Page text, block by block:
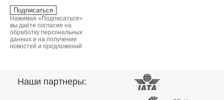
Нажимая «Подписаться»
вы даёте согласие на
обработку персональных
данных и на получение
новостей и предложений
Наши партнеры: